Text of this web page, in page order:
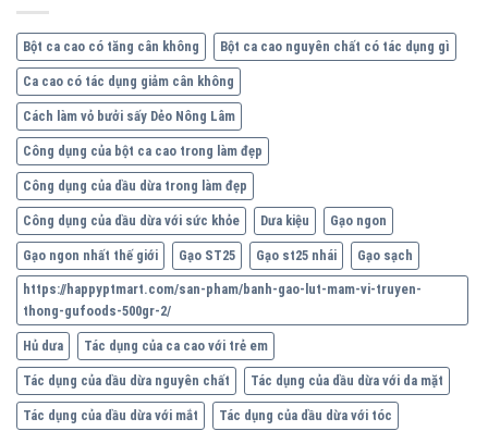
Bột ca cao có tăng cân không Bột ca cao nguyên chất có tác dụng gì
Ca cao có tác dụng giảm cân không
Cách làm vỏ bưởi sấy Dẻo Nông Lâm
Công dụng của bột ca cao trong làm đẹp
Công dụng của dầu dừa trong làm đẹp
Công dụng của dầu dừa với sức khỏe Dưa kiệu Gạo ngon
Gạo ngon nhất thế giới Gạo ST25 Gạo st25 nhái Gạo sạch
https://happyptmart.com/san-pham/banh-gao-lut-mam-vi-truyen-
thong-gufoods-500gr-2/
Hủ dưa Tác dụng của ca cao với trẻ em
Tác dụng của dầu dừa nguyên chất Tác dụng của dầu dừa với da mặt
Tác dụng của dầu dừa với mắt Tác dụng của dầu dừa với tóc